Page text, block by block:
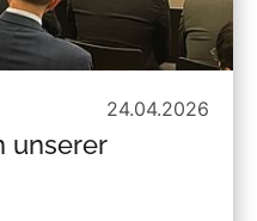
24.04.2026
unserer